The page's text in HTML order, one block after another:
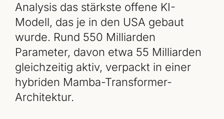
Analysis das stärkste offene KI-
Modell, das je in den USA gebaut
wurde. Rund 550 Milliarden
Parameter, davon etwa 55 Milliarden
gleichzeitig aktiv, verpackt in einer
hybriden Mamba-Transformer-
Architektur.